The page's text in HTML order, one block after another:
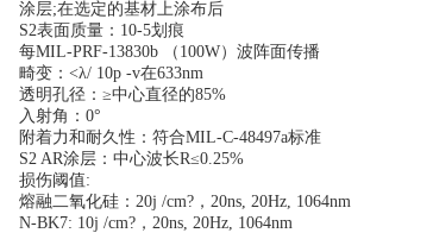
涂层;在选定的基材上涂布后
S2表面质量：10-5划痕
每MIL-PRF-13830b （100W）波阵面传播
畸变：<λ/ 10p -v在633nm
透明孔径：≥中心直径的85%
入射角：0°
附着力和耐久性：符合MIL-C-48497a标准
S2 AR涂层：中心波长R≤0.25%
损伤阈值:
熔融二氧化硅：20j /cm?，20ns, 20Hz, 1064nm
N-BK7: 10j /cm?，20ns, 20Hz, 1064nm